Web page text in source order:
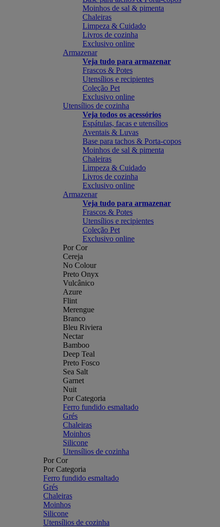
Moinhos de sal & pimenta
Chaleiras
Limpeza & Cuidado
Livros de cozinha
Exclusivo online
Armazenar
Veja tudo para armazenar
Frascos & Potes
Utensílios e recipientes
Coleção Pet
Exclusivo online
Utensílios de cozinha
Veja todos os acessórios
Espátulas, facas e utensílios
Aventais & Luvas
Base para tachos & Porta-copos
Moinhos de sal & pimenta
Chaleiras
Limpeza & Cuidado
Livros de cozinha
Exclusivo online
Armazenar
Veja tudo para armazenar
Frascos & Potes
Utensílios e recipientes
Coleção Pet
Exclusivo online
Por Cor
Cereja
No Colour
Preto Onyx
Vulcânico
Azure
Flint
Merengue
Branco
Bleu Riviera
Nectar
Bamboo
Deep Teal
Preto Fosco
Sea Salt
Garnet
Nuit
Por Categoria
Ferro fundido esmaltado
Grés
Chaleiras
Moinhos
Silicone
Utensílios de cozinha
Por Cor
Por Categoria
Ferro fundido esmaltado
Grés
Chaleiras
Moinhos
Silicone
Utensílios de cozinha